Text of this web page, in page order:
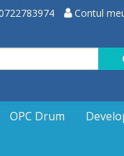
Contul
OPC Drum